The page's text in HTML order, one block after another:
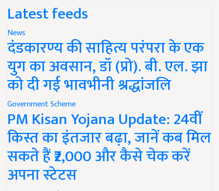
Latest feeds
News
दंडकारण्य की साहित्य परंपरा के एक
युग का अवसान, डॉ (प्रो). बी. एल. झा
को दी गई भावभीनी श्रद्धांजलि
Government Scheme
PM Kisan Yojana Update: 24वीं
किस्त का इंतजार बढ़ा, जानें कब मिल
सकते हैं ₹2,000 और कैसे चेक करें
अपना स्टेटस